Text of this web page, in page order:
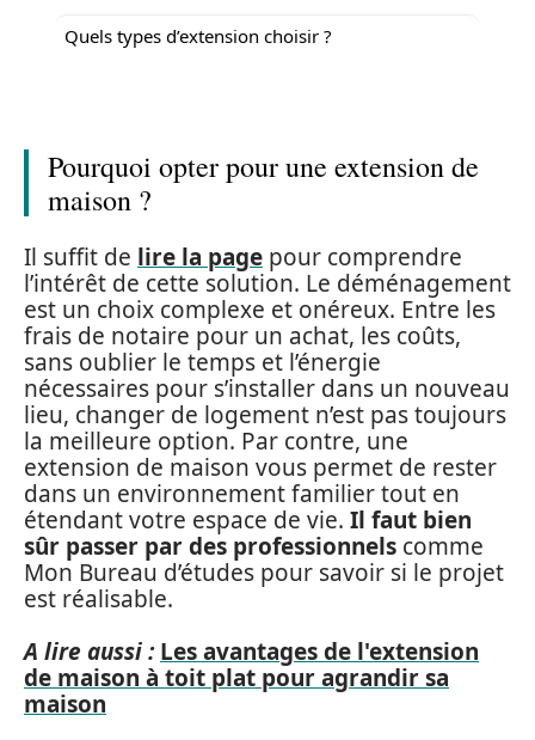
Quels types d’extension choisir ?
Pourquoi opter pour une extension de
maison ?
Il suffit de lire la page pour comprendre
l’intérêt de cette solution. Le déménagement
est un choix complexe et onéreux. Entre les
frais de notaire pour un achat, les coûts,
sans oublier le temps et l’énergie
nécessaires pour s’installer dans un nouveau
lieu, changer de logement n’est pas toujours
la meilleure option. Par contre, une
extension de maison vous permet de rester
dans un environnement familier tout en
étendant votre espace de vie. Il faut bien
sûr passer par des professionnels comme
Mon Bureau d’études pour savoir si le projet
est réalisable.
A lire aussi : Les avantages de l'extension
de maison à toit plat pour agrandir sa
maison